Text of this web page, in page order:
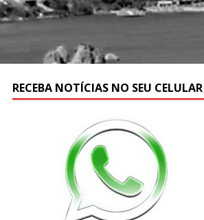
RECEBA NOTÍCIAS NO SEU CELULAR